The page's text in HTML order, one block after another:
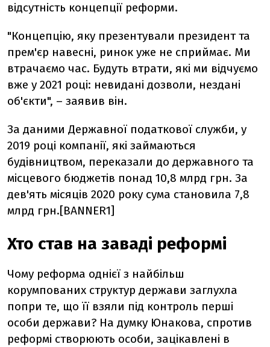
відсутність концепції реформи.
"Концепцію, яку презентували президент та
прем'єр навесні, ринок уже не сприймає. Ми
втрачаємо час. Будуть втрати, які ми відчуємо
вже у 2021 році: невидані дозволи, нездані
об'єкти", – заявив він.
За даними Державної податкової служби, у
2019 році компанії, які займаються
будівництвом, переказали до державного та
місцевого бюджетів понад 10,8 млрд грн. За
дев'ять місяців 2020 року сума становила 7,8
млрд грн.[BANNER1]
Хто став на заваді реформі
Чому реформа однієї з найбільш
корумпованих структур держави заглухла
попри те, що її взяли під контроль перші
особи держави? На думку Юнакова, спротив
реформі створюють особи, зацікавлені в